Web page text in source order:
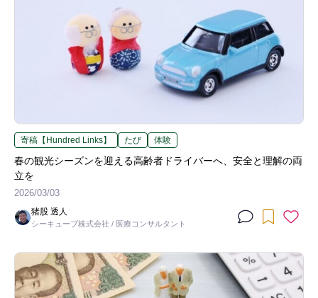
寄稿【Hundred Links】 たび 体験
春の観光シーズンを迎える高齢者ドライバーへ、安全と理解の両
立を
2026/03/03
猪股 透人
シーキューブ株式会社 / 医療コンサルタント